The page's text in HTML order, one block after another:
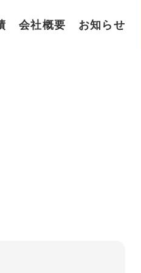
会社概要 お知らせ